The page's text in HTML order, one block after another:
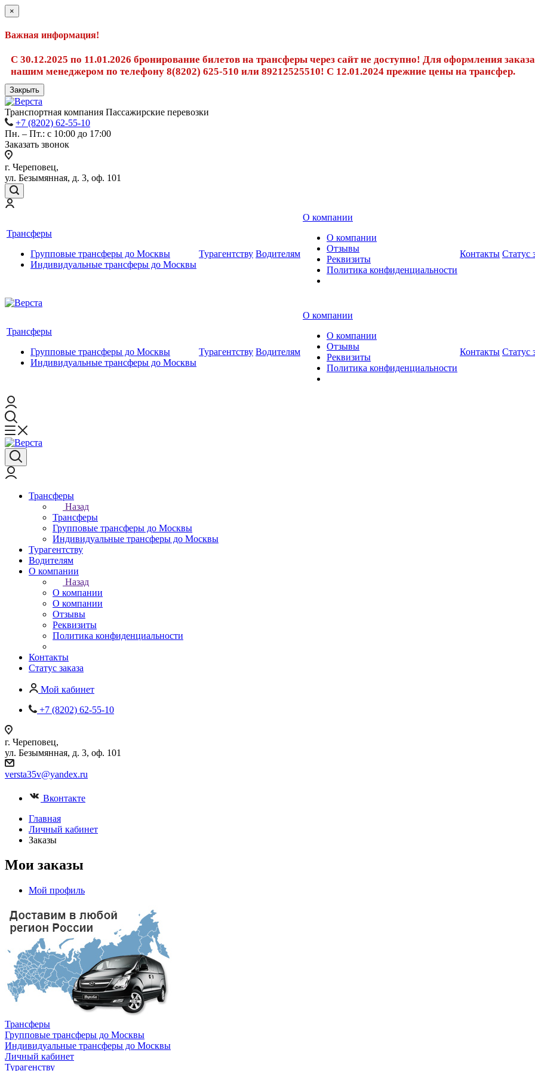
×
Важная информация!
С 30.12.2025 по 11.01.2026 бронирование билетов на трансферы через сайт не доступно! Для оформления
нашим менеджером по телефону 8(8202) 625-510 или 89212525510! С 12.01.2024 прежние цены на трансфер.
Закрыть
Транспортная компания Пассажирские перевозки
+7 (8202) 62-55-10
Пн. – Пт.: с 10:00 до 17:00
Заказать звонок
г. Череповец,
ул. Безымянная, д. 3, оф. 101
Трансферы
Групповые трансферы до Москвы
Индивидуальные трансферы до Москвы
Турагентству Водителям
О компании
О компании
Отзывы
Реквизиты
Политика конфиденциальности
Контакты Статус
Трансферы
Групповые трансферы до Москвы
Индивидуальные трансферы до Москвы
Турагентству Водителям
О компании
О компании
Отзывы
Реквизиты
Политика конфиденциальности
Контакты Статус
Трансферы
Назад
Трансферы
Групповые трансферы до Москвы
Индивидуальные трансферы до Москвы
Турагентству
Водителям
О компании
Назад
О компании
О компании
Отзывы
Реквизиты
Политика конфиденциальности
Контакты
Статус заказа
Мой кабинет
+7 (8202) 62-55-10
г. Череповец,
ул. Безымянная, д. 3, оф. 101
versta35v@yandex.ru
Вконтакте
Главная
Личный кабинет
Заказы
Мои заказы
Мой профиль
Трансферы
Групповые трансферы до Москвы
Индивидуальные трансферы до Москвы
Личный кабинет
Турагенству